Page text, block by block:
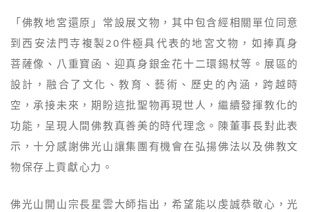
「佛教地宮還原」常設展文物，其中包含經相關單位同意
到西安法門寺複製20件極具代表的地宮文物，如捧真身
菩薩像、八重寶函、迎真身銀金花十二環錫杖等。展區的
設計，融合了文化、教育、藝術、歷史的內涵，跨越時
空，承接未來，期盼這批聖物再現世人，繼續發揮教化的
功能，呈現人間佛教真善美的時代理念。陳董事長對此表
示，十分感謝佛光山讓集團有機會在弘揚佛法以及佛教文
物保存上貢獻心力。
佛光山開山宗長星雲大師指出，希望能以虔誠恭敬心，光